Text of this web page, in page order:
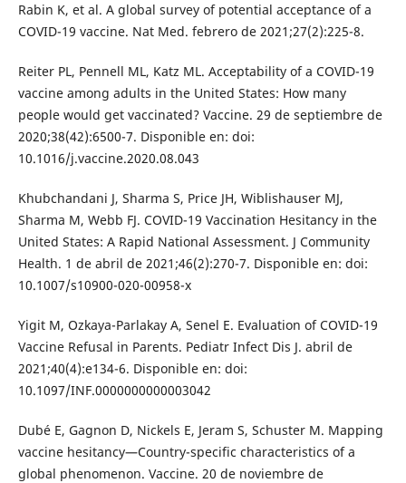
Rabin K, et al. A global survey of potential acceptance of a
COVID-19 vaccine. Nat Med. febrero de 2021;27(2):225-8.
Reiter PL, Pennell ML, Katz ML. Acceptability of a COVID-19
vaccine among adults in the United States: How many
people would get vaccinated? Vaccine. 29 de septiembre de
2020;38(42):6500-7. Disponible en: doi:
10.1016/j.vaccine.2020.08.043
Khubchandani J, Sharma S, Price JH, Wiblishauser MJ,
Sharma M, Webb FJ. COVID-19 Vaccination Hesitancy in the
United States: A Rapid National Assessment. J Community
Health. 1 de abril de 2021;46(2):270-7. Disponible en: doi:
10.1007/s10900-020-00958-x
Yigit M, Ozkaya-Parlakay A, Senel E. Evaluation of COVID-19
Vaccine Refusal in Parents. Pediatr Infect Dis J. abril de
2021;40(4):e134-6. Disponible en: doi:
10.1097/INF.0000000000003042
Dubé E, Gagnon D, Nickels E, Jeram S, Schuster M. Mapping
vaccine hesitancy—Country-specific characteristics of a
global phenomenon. Vaccine. 20 de noviembre de